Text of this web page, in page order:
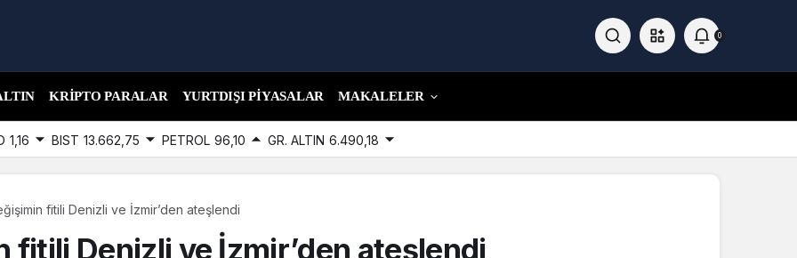
0
KRIPTO PARALAR YURTDIŞI PIYASALAR MAKALELER
1,16 BIST 13.662,75 PETROL 96,10 GR. ALTIN 6.490,18
fitili Denizli ve İzmir’den ateşlendi
fitili Denizli ve İzmir’den ateşlendi